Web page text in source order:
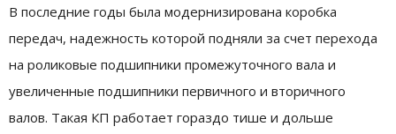
В последние годы была модернизирована коробка
передач, надежность которой подняли за счет перехода
на роликовые подшипники промежуточного вала и
увеличенные подшипники первичного и вторичного
валов. Такая КП работает гораздо тише и дольше